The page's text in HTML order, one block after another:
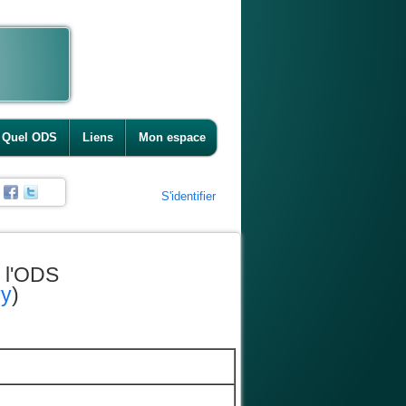
Quel ODS Liens Mon espace
S'identifier
)